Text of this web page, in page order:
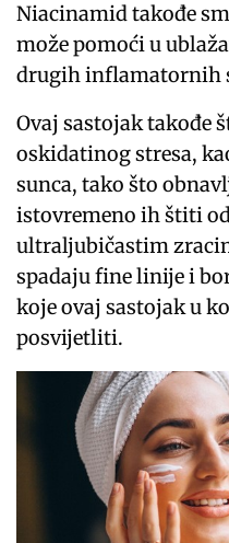
Niacinamid takođe
može pomoći u
drugih inflamatornih
Ovaj sastojak takođe
oskidatinog stresa,
sunca, tako što
istovremeno ih štiti
ultraljubičastim
spadaju fine linije i
koje ovaj sastojak u
posvijetliti.